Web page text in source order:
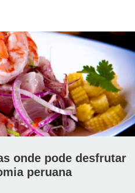
onde pode desfrutar
peruana